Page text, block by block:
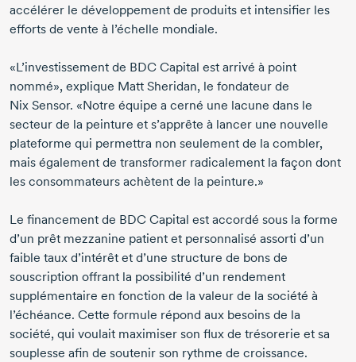
accélérer le développement de produits et intensifier les
efforts de vente à l’échelle mondiale.
«L’investissement de BDC Capital est arrivé à point
nommé», explique Matt Sheridan, le fondateur de
Nix Sensor. «Notre équipe a cerné une lacune dans le
secteur de la peinture et s’apprête à lancer une nouvelle
plateforme qui permettra non seulement de la combler,
mais également de transformer radicalement la façon dont
les consommateurs achètent de la peinture.»
Le financement de BDC Capital est accordé sous la forme
d’un prêt mezzanine patient et personnalisé assorti d’un
faible taux d’intérêt et d’une structure de bons de
souscription offrant la possibilité d’un rendement
supplémentaire en fonction de la valeur de la société à
l’échéance. Cette formule répond aux besoins de la
société, qui voulait maximiser son flux de trésorerie et sa
souplesse afin de soutenir son rythme de croissance.